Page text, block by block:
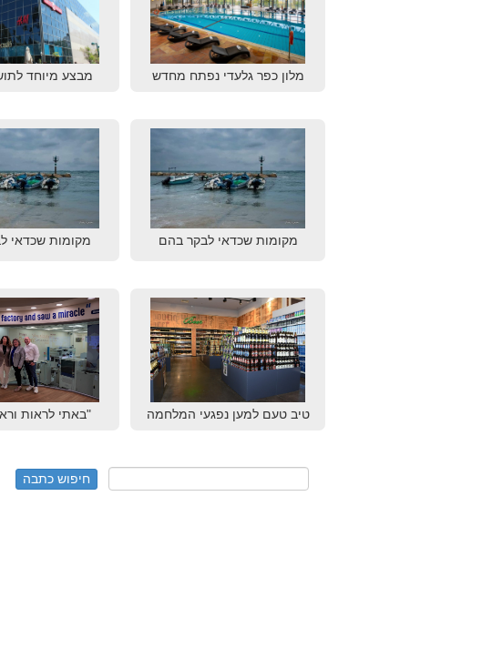
מלון כפר גלעדי נפתח מחדש מבצע מיוחד
מקומות שכדאי לבקר בהם מקומות שכדאי
טיב טעם למען נפגעי המלחמה "באתי לראות